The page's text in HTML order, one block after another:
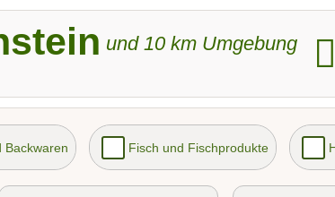
und10 km Umgebung
Backwaren Fisch und Fischprodukte